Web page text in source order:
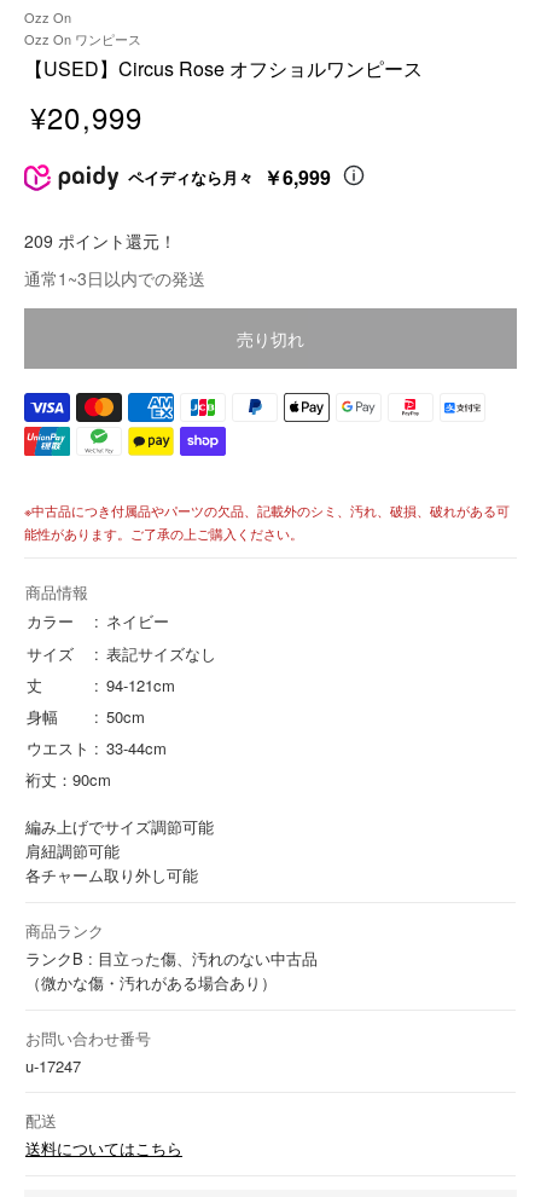
Ozz On
Ozz On ワンピース
【USED】Circus Rose オフショルワンピース
売
格
価
格
¥20,999
ペイディなら月々 ￥6,999
209 ポイント還元！
通常1~3日以内での発送
売り切れ
※中古品につき付属品やパーツの欠品、記載外のシミ、汚れ、破損、破れがある可
能性があります。ご了承の上ご購入ください。
商品情報
カラー
ネイビー
サイズ
表記サイズなし
丈
94-121cm
身幅
50cm
ウエスト
33-44cm
裄丈：90cm
編み上げでサイズ調節可能
肩紐調節可能
各チャーム取り外し可能
商品ランク
ランクB : 目立った傷、汚れのない中古品
（微かな傷・汚れがある場合あり）
お問い合わせ番号
u-17247
配送
送料についてはこちら